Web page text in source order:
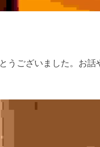
ございました。お話